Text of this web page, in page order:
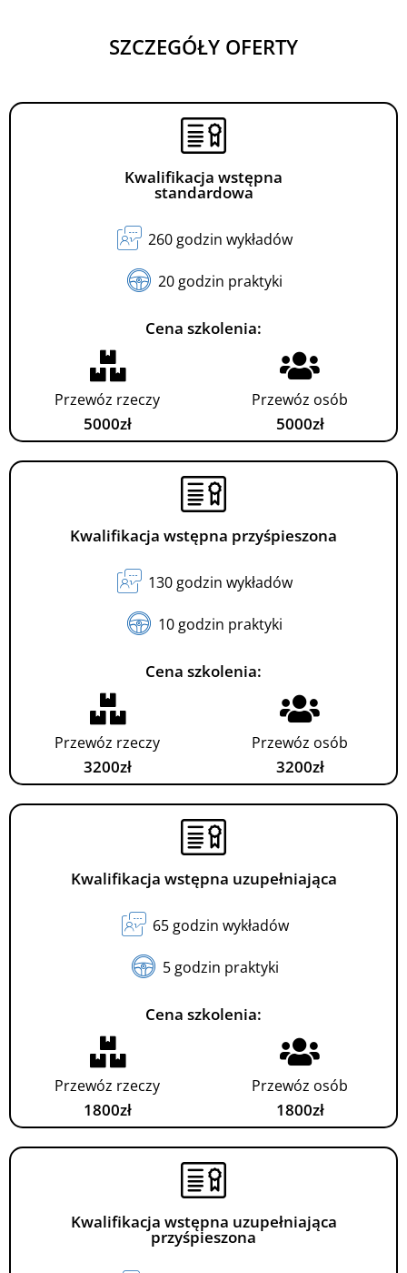
SZCZEGÓŁY OFERTY
Kwalifikacja wstępna
standardowa
260 godzin wykładów
20 godzin praktyki
Cena szkolenia:
Przewóz rzeczy
5000zł
Przewóz osób
5000zł
Kwalifikacja wstępna przyśpieszona
130 godzin wykładów
10 godzin praktyki
Cena szkolenia:
Przewóz rzeczy
3200zł
Przewóz osób
3200zł
Kwalifikacja wstępna uzupełniająca
65 godzin wykładów
5 godzin praktyki
Cena szkolenia:
Przewóz rzeczy
1800zł
Przewóz osób
1800zł
Kwalifikacja wstępna uzupełniająca
przyśpieszona